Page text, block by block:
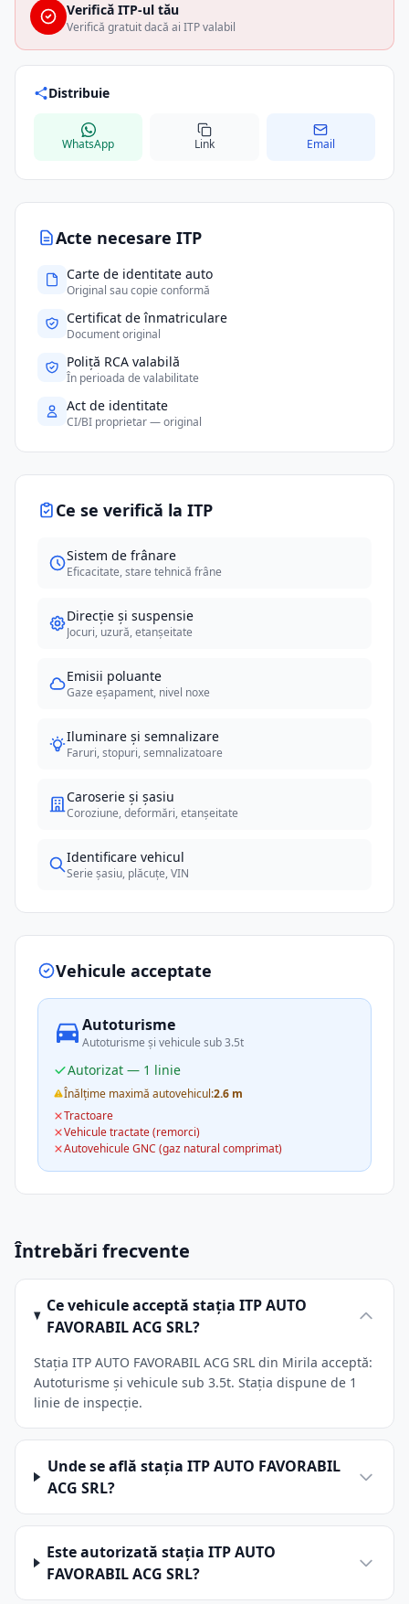
Acte necesare ITP
Carte de identitate auto
Original sau copie conformă
Certificat de înmatriculare
Document original
Poliță RCA valabilă
În perioada de valabilitate
Act de identitate
CI/BI proprietar — original
Ce se verifică la ITP
Sistem de frânare
Eficacitate, stare tehnică frâne
Direcție și suspensie
Jocuri, uzură, etanșeitate
Emisii poluante
Gaze eșapament, nivel noxe
Iluminare și semnalizare
Faruri, stopuri, semnalizatoare
Caroserie și șasiu
Coroziune, deformări, etanșeitate
Identificare vehicul
Serie șasiu, plăcuțe, VIN
Vehicule acceptate
Autoturisme
Autoturisme și vehicule sub 3.5t
Autorizat — 1 linie
Înălțime maximă autovehicul:2.6 m
Tractoare
Vehicule tractate (remorci)
Autovehicule GNC (gaz natural comprimat)
Verifică ITP-ul tău
Verifică gratuit dacă ai ITP valabil
Distribuie
WhatsApp Link Email
Întrebări frecvente
Ce vehicule acceptă stația ITP AUTO
FAVORABIL ACG SRL?
Stația ITP AUTO FAVORABIL ACG SRL din Mirila acceptă:
Autoturisme și vehicule sub 3.5t. Stația dispune de 1
linie de inspecție.
Unde se află stația ITP AUTO FAVORABIL
ACG SRL?
Este autorizată stația ITP AUTO
FAVORABIL ACG SRL?